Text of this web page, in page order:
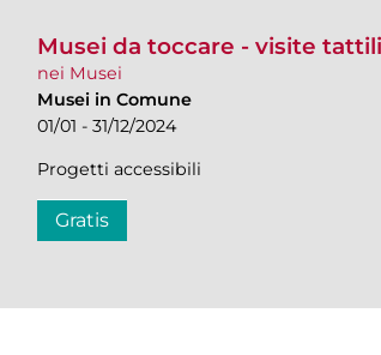
Musei da toccare - visite tattili
nei Musei
Musei in Comune
01/01 - 31/12/2024
Progetti accessibili
Gratis